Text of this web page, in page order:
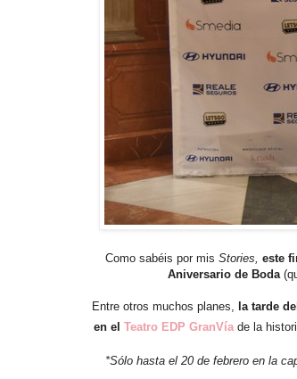
Como sabéis por mis Stories, este
Aniversario de Boda
Entre otros muchos planes, la tarde
en el Teatro EDP GranVía de la
*Sólo hasta el 20 de febrero en la